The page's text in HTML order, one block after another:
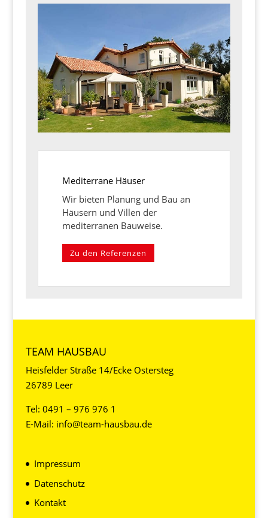
Mediterrane Häuser
Wir bieten Planung und Bau an
Häusern und Villen der
mediterranen Bauweise.
Zu den Referenzen
TEAM HAUSBAU
Heisfelder Straße 14/Ecke Ostersteg
26789 Leer
Tel: 0491 – 976 976 1
E-Mail: info@team-hausbau.de
Impressum
Datenschutz
Kontakt